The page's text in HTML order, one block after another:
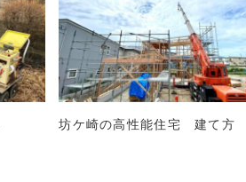
坊ケ崎の高性能住宅 建て方